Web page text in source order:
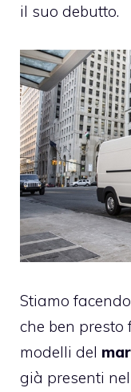
il suo debutto.
Stiamo
che ben
modelli del
già presenti